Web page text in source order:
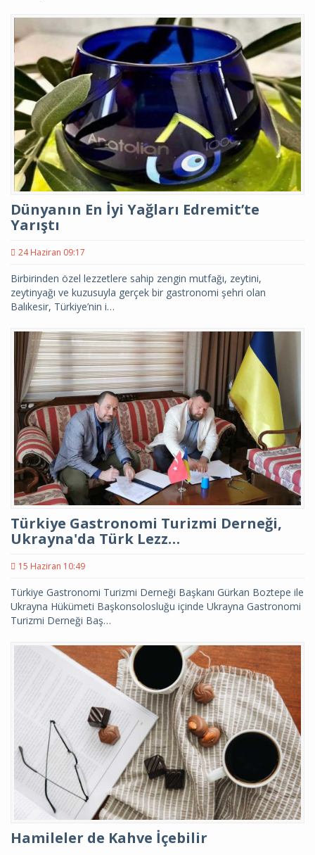
Dünyanın En İyi Yağları Edremit’te
Yarıştı
24 Haziran 09:17
Birbirinden özel lezzetlere sahip zengin mutfağı, zeytini,
zeytinyağı ve kuzusuyla gerçek bir gastronomi şehri olan
Balıkesir, Türkiye’nin i…
Türkiye Gastronomi Turizmi Derneği,
Ukrayna'da Türk Lezz…
15 Haziran 10:49
Türkiye Gastronomi Turizmi Derneği Başkanı Gürkan Boztepe ile
Ukrayna Hükümeti Başkonsolosluğu içinde Ukrayna Gastronomi
Turizmi Derneği Baş…
Hamileler de Kahve İçebilir